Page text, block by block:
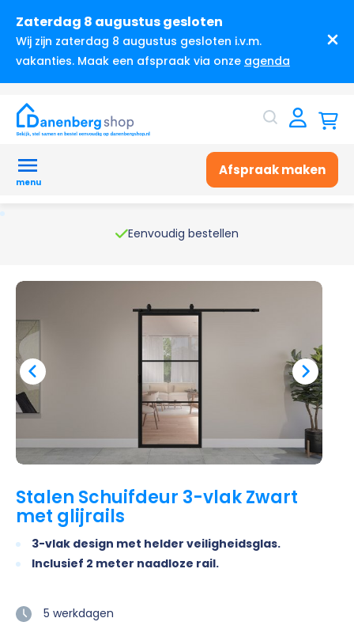
Zaterdag 8 augustus gesloten
Wij zijn zaterdag 8 augustus gesloten i.v.m.
vakanties. Maak een afspraak via onze agenda
menu
Afspraak maken
Eenvoudig bestellen
Stalen Schuifdeur 3-vlak Zwart
met glijrails
3-vlak design met helder veiligheidsglas.
Inclusief 2 meter naadloze rail.
5 werkdagen